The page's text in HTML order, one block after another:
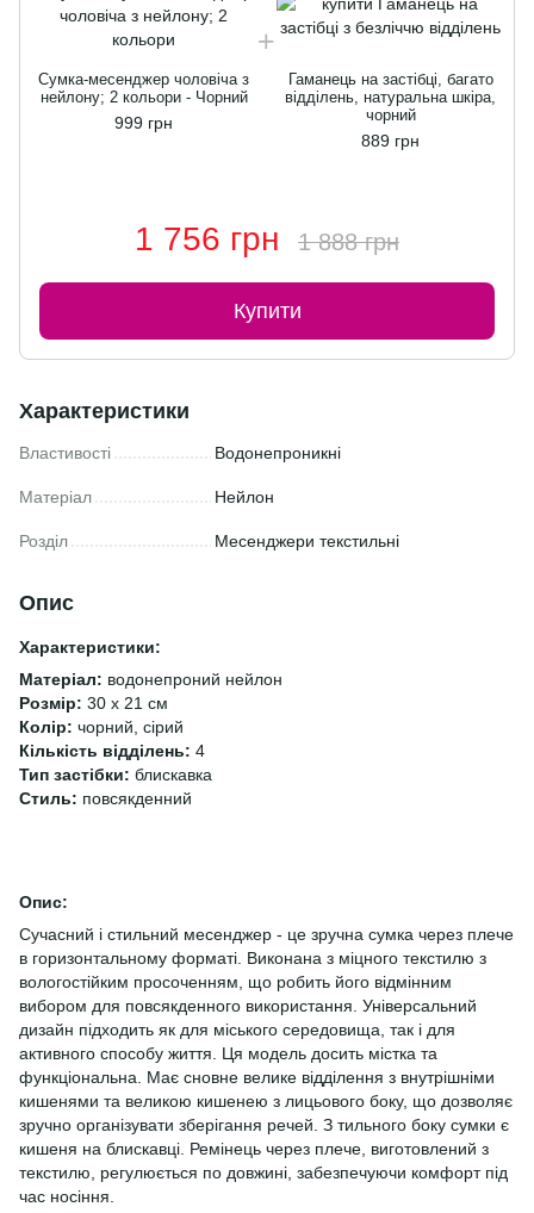
Сумка-месенджер чоловіча з
нейлону; 2 кольори - Чорний
999 грн
Гаманець на застібці, багато
відділень, натуральна шкіра,
чорний
889 грн
1 756 грн 1 888 грн
Купити
Характеристики
Властивості Водонепроникні
Матеріал Нейлон
Розділ Месенджери текстильні
Опис
Характеристики:
Матеріал: водонепроний нейлон
Розмір: 30 х 21 см
Колір: чорний, сірий
Кількість відділень: 4
Тип застібки: блискавка
Стиль: повсякденний
Опис:
Сучасний і стильний месенджер - це зручна сумка через плече
в горизонтальному форматі. Виконана з міцного текстилю з
вологостійким просоченням, що робить його відмінним
вибором для повсякденного використання. Універсальний
дизайн підходить як для міського середовища, так і для
активного способу життя. Ця модель досить містка та
функціональна. Має сновне велике відділення з внутрішніми
кишенями та великою кишенею з лицьового боку, що дозволяє
зручно організувати зберігання речей. З тильного боку сумки є
кишеня на блискавці. Ремінець через плече, виготовлений з
текстилю, регулюється по довжині, забезпечуючи комфорт під
час носіння.